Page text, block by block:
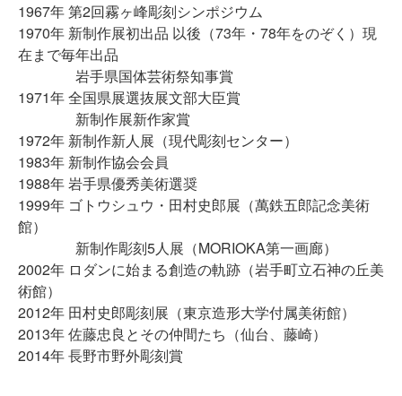
1967年 第2回霧ヶ峰彫刻シンポジウム
1970年 新制作展初出品 以後（73年・78年をのぞく）現
在まで毎年出品
岩手県国体芸術祭知事賞
1971年 全国県展選抜展文部大臣賞
新制作展新作家賞
1972年 新制作新人展（現代彫刻センター）
1983年 新制作協会会員
1988年 岩手県優秀美術選奨
1999年 ゴトウシュウ・田村史郎展（萬鉄五郎記念美術
館）
新制作彫刻5人展（MORIOKA第一画廊）
2002年 ロダンに始まる創造の軌跡（岩手町立石神の丘美
術館）
2012年 田村史郎彫刻展（東京造形大学付属美術館）
2013年 佐藤忠良とその仲間たち（仙台、藤崎）
2014年 長野市野外彫刻賞